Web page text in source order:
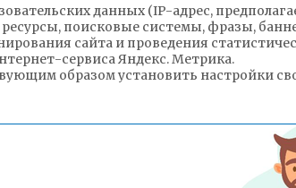
данных (IP-адрес,
поисковые системы, фразы,
сайта и проведения
сервиса Яндекс. Метрика.
образом установить настройки